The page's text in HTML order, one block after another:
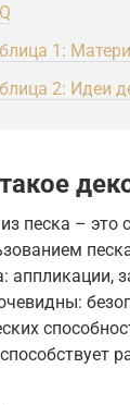
1:
2: Идеи
песка – это
аппликации,